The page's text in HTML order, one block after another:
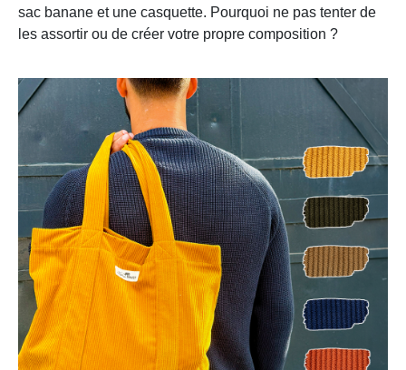
sac banane et une casquette. Pourquoi ne pas tenter de
les assortir ou de créer votre propre composition ?